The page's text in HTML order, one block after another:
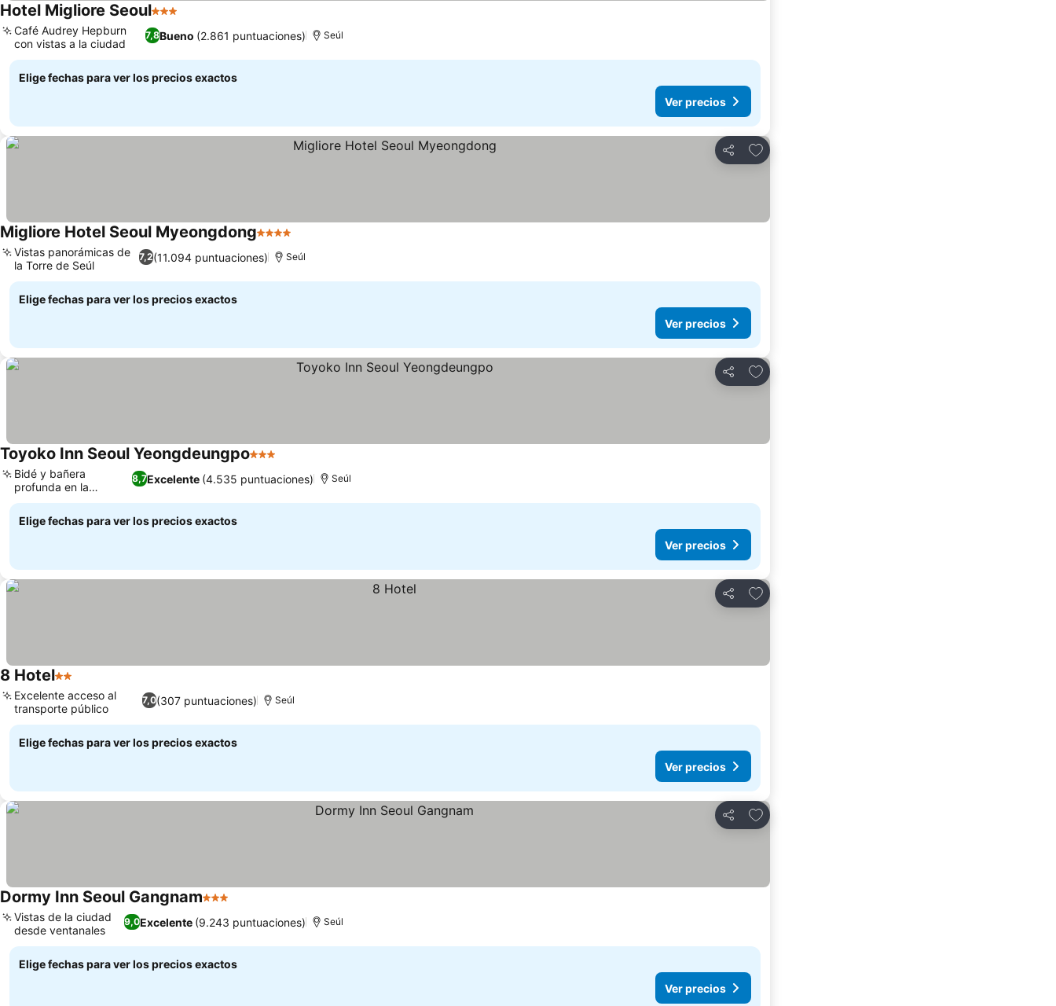
Hotel Migliore Seoul3 Estrellas
7,8Bueno (2.861 puntuaciones)
Café Audrey Hepburn
con vistas a la ciudad
Seúl
Elige fechas para ver los precios exactos
Ver precios
Compartir
Agregar a favoritos
Migliore Hotel Seoul Myeongdong4 Estrellas
7,2(11.094 puntuaciones)
Vistas panorámicas de
la Torre de Seúl
Seúl
Elige fechas para ver los precios exactos
Ver precios
Compartir
Agregar a favoritos
Toyoko Inn Seoul Yeongdeungpo3 Estrellas
8,7Excelente (4.535 puntuaciones)
Bidé y bañera
profunda en la
habitación.
Seúl
Elige fechas para ver los precios exactos
Ver precios
Compartir
Agregar a favoritos
8 Hotel2 Estrellas
7,0(307 puntuaciones)
Excelente acceso al
transporte público
Seúl
Elige fechas para ver los precios exactos
Ver precios
Compartir
Agregar a favoritos
Dormy Inn Seoul Gangnam3 Estrellas
9,0Excelente (9.243 puntuaciones)
Vistas de la ciudad
desde ventanales
Seúl
Elige fechas para ver los precios exactos
Ver precios